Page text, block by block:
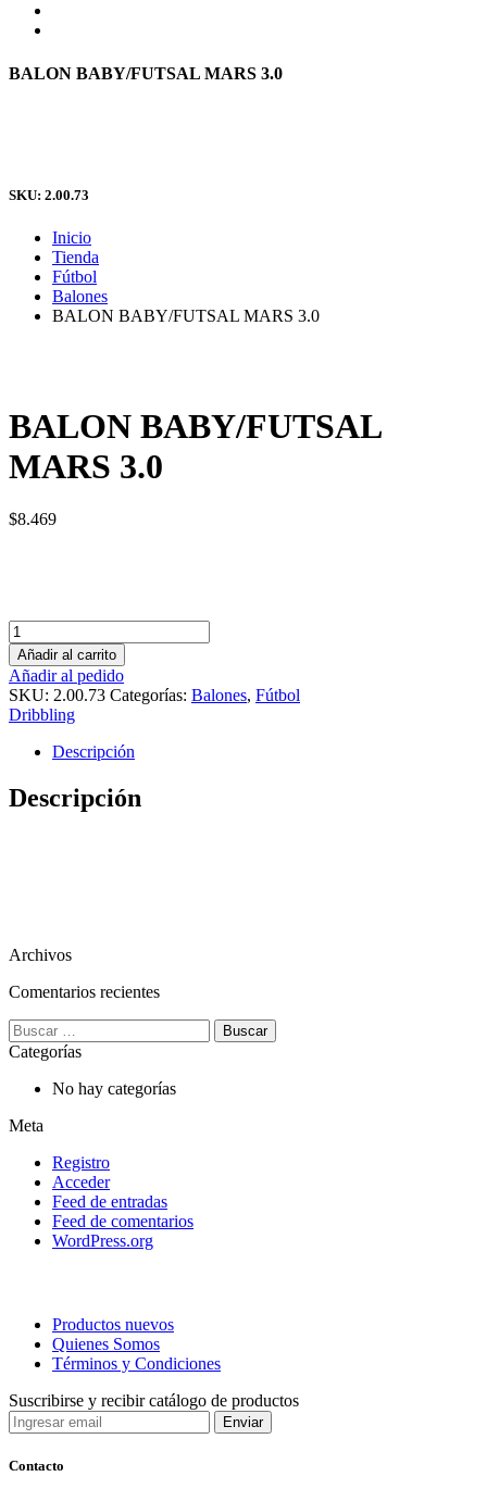
BALON BABY/FUTSAL MARS 3.0
SKU: 2.00.73
Inicio
Tienda
Fútbol
Balones
BALON BABY/FUTSAL MARS 3.0
BALON BABY/FUTSAL
MARS 3.0
$8.469
Cantidad
Añadir al carrito
Añadir al pedido
SKU: 2.00.73 Categorías: Balones, Fútbol
Dribbling
Descripción
Descripción
Archivos
Comentarios recientes
Buscar:
Categorías
No hay categorías
Meta
Registro
Acceder
Feed de entradas
Feed de comentarios
WordPress.org
Productos nuevos
Quienes Somos
Términos y Condiciones
Suscribirse y recibir catálogo de productos
Contacto